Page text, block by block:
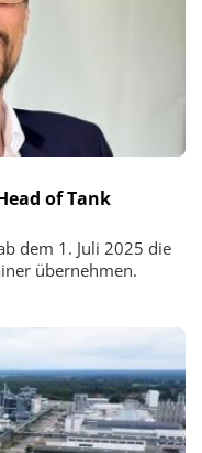
of Tank
dem 1. Juli 2025 die
übernehmen.